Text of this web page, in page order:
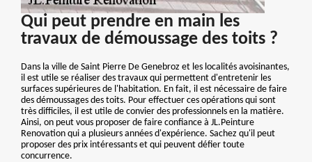
Qui peut prendre en main les
travaux de démoussage des toits ?
Dans la ville de Saint Pierre De Genebroz et les localités avoisinantes,
il est utile se réaliser des travaux qui permettent d'entretenir les
surfaces supérieures de l'habitation. En fait, il est nécessaire de faire
des démoussages des toits. Pour effectuer ces opérations qui sont
très difficiles, il est utile de convier des professionnels en la matière.
Ainsi, on peut vous proposer de faire confiance à JL.Peinture
Renovation qui a plusieurs années d'expérience. Sachez qu'il peut
proposer des prix intéressants et qui peuvent défier toute
concurrence.